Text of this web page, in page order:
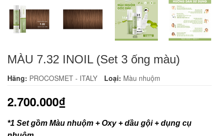
MÀU 7.32 INOIL (Set 3 ống màu)
Hãng: PROCOSMET - ITALY Loại: Màu nhuộm
2.700.000₫
*1 Set gồm Màu nhuộm + Oxy + dầu gội + dụng cụ